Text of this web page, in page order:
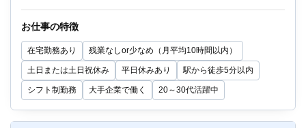
3．手順書に沿った一次対応
5．二次対応チームへのエスカレーション
6．Zabbixでの監視設定業務
作業環境：Linux、Windows、Zabbix
教育制度：OJTあり
お仕事の特徴
在宅勤務あり 残業なしor少なめ（月平均10時間以内）
土日または土日祝休み 平日休みあり 駅から徒歩5分以内
シフト制勤務 大手企業で働く 20～30代活躍中